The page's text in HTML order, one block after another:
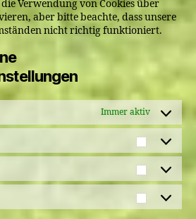
Verwendung von Cookies über
aber bitte beachte, dass unsere
nicht richtig funktioniert.
Immer aktiv